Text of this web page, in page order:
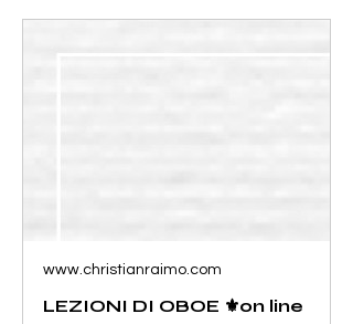
www.christianraimo.com
LEZIONI DI OBOE ⚜️on line